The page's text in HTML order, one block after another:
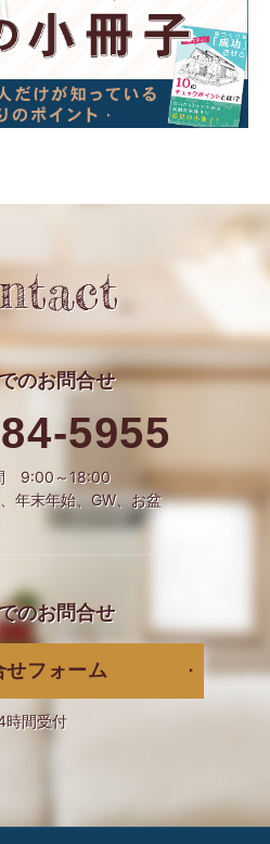
のお問合せ
5955
9:00～18:00
年末年始、GW、お盆
のお問合せ
せフォーム
時間受付